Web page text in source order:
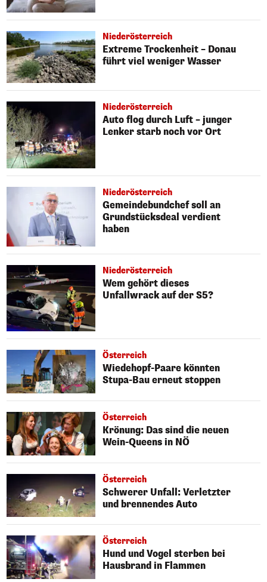
Niederösterreich
Extreme Trockenheit – Donau
führt viel weniger Wasser
Niederösterreich
Auto flog durch Luft – junger
Lenker starb noch vor Ort
Niederösterreich
Gemeindebundchef soll an
Grundstücksdeal verdient
haben
Niederösterreich
Wem gehört dieses
Unfallwrack auf der S5?
Österreich
Wiedehopf-Paare könnten
Stupa-Bau erneut stoppen
Österreich
Krönung: Das sind die neuen
Wein-Queens in NÖ
Österreich
Schwerer Unfall: Verletzter
und brennendes Auto
Österreich
Hund und Vogel sterben bei
Hausbrand in Flammen